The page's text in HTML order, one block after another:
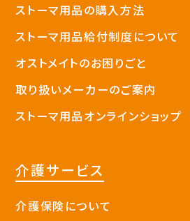
ストーマ用品の購入方法
ストーマ用品給付制度について
オストメイトのお困りごと
取り扱いメーカーのご案内
ストーマ用品オンラインショップ
介護サービス
介護保険について